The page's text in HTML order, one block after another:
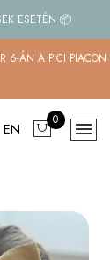
ESETÉN 📦
6-ÁN A PICI PIACON
EN 0